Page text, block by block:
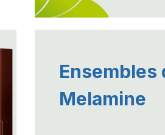
Ensembles
Melamine